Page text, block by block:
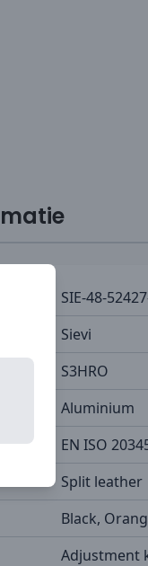
SIE-48-
Sievi
S3HRO
Aluminium
EN ISO
Split leather
Black,
Adjustment